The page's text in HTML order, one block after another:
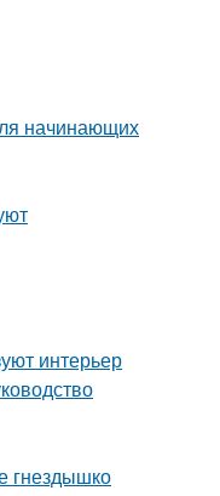
начинающих
интерьер
гнездышко